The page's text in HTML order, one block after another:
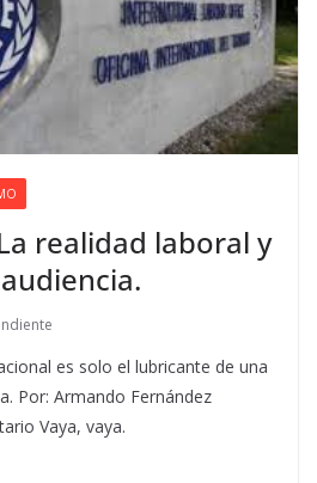
realidad laboral y
es solo el lubricante de una
Por: Armando Fernández
Vaya, vaya.